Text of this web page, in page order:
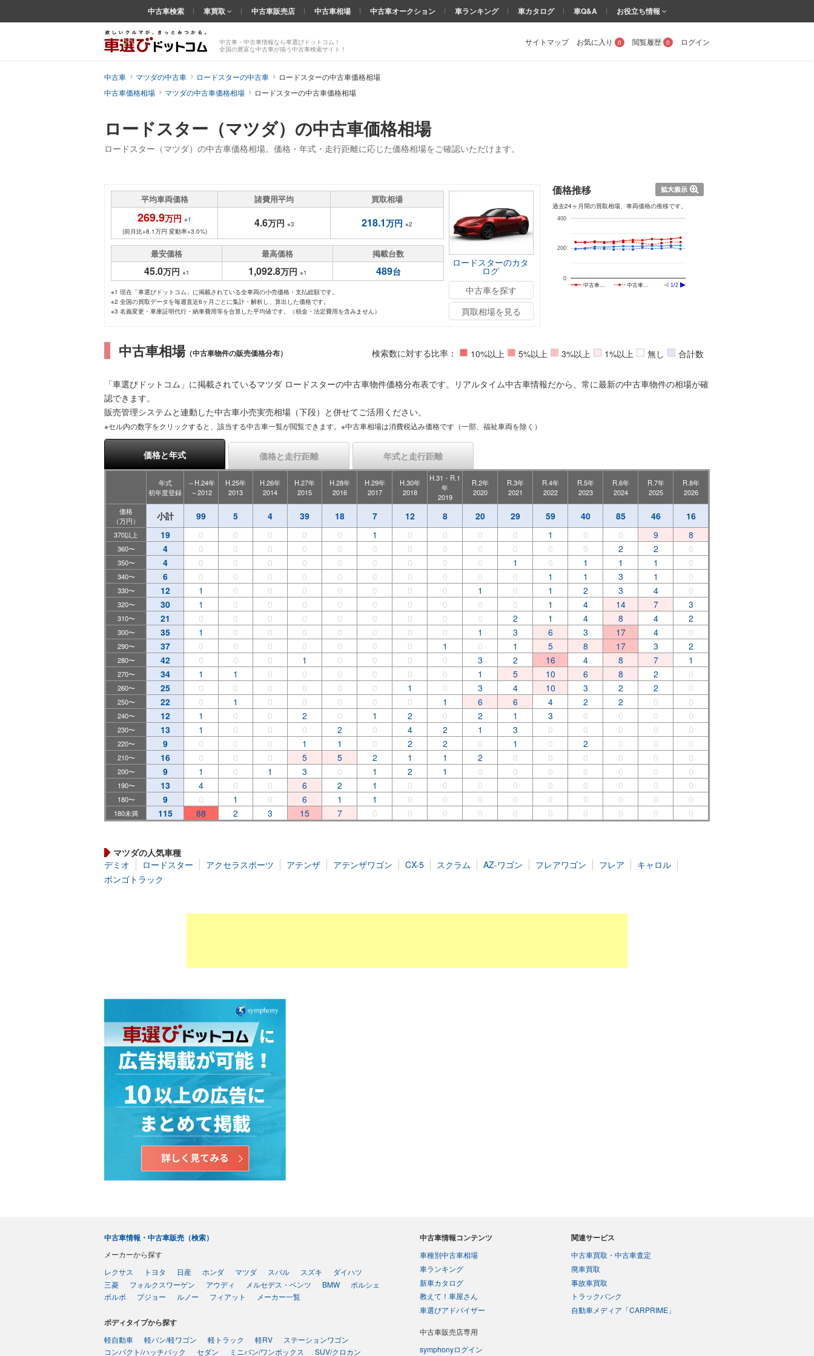
ロードスター（マツダ）の中古車価格相場
ロードスター（マツダ）の中古車価格相場。価格・年式・走行距離に応じた価格相場をご確認いただけます。
中古車・中古車情報なら車選びドットコム！
全国の豊富な中古車が揃う中古車検索サイト！
サイトマップ お気に入り 0 閲覧履歴 0 ログイン
中古車検索 車買取 中古車販売店 中古車相場 中古車オークション 車ランキング 車カタログ 車Q&A お役立ち情報
中古車 マツダの中古車 ロードスターの中古車
ロードスターの中古車価格相場
中古車価格相場
マツダの中古車価格相場 ロードスターの中古車価格相場
平均車両価格 諸費用平均 買取相場
269.9万円 ※1
(前月比+8.1万円 変動率+3.0%)
4.6万円 ※3 218.1万円 ※2
最安価格 最高価格 掲載台数
45.0万円 ※1 1,092.8万円 ※1 489台
※1 現在「車選びドットコム」に掲載されている全車両の小売価格・支払総額です。
※2 全国の買取データを毎週直近6ヶ月ごとに集計・解析し、算出した価格です。
※3 名義変更・車庫証明代行・納車費用等を合算した平均値です。（税金・法定費用を含みません）
ロードスターのカタ
ログ
中古車を探す
買取相場を見る
価格推移
過去24ヶ月間の買取相場、車両価格の推移です。
中古車… 中古車… 1/2
0
200
400
中古車相場（中古車物件の販売価格分布）
「車選びドットコム」に掲載されているマツダ ロードスターの中古車物件価格分布表です。リアルタイム中古車情報だから、常に最新の中古車物件の相場が確
認できます。
販売管理システムと連動した中古車小売実売相場（下段）と併せてご活用ください。
※セル内の数字をクリックすると、該当する中古車一覧が閲覧できます。※中古車相場は消費税込み価格です（一部、福祉車両を除く）
検索数に対する比率： 10%以上 5%以上 3%以上 1%以上 無し 合計数
価格と年式 価格と走行距離 年式と走行距離
年式
初年度登録
～H.24年
～2012
H.25年
2013
H.26年
2014
H.27年
2015
H.28年
2016
H.29年
2017
H.30年
2018
H.31・R.1
年
2019
R.2年
2020
R.3年
2021
R.4年
2022
R.5年
2023
R.6年
2024
R.7年
2025
R.8年
2026
価格
（万円）
小計 99 5 4 39 18 7 12 8 20 29 59 40 85 46 16
370以上 19 0 0 0 0 0 1 0 0 0 0 1 0 0 9 8
360〜 4 0 0 0 0 0 0 0 0 0 0 0 0 2 2 0
350〜 4 0 0 0 0 0 0 0 0 0 1 0 1 1 1 0
340〜 6 0 0 0 0 0 0 0 0 0 0 1 1 3 1 0
330〜 12 1 0 0 0 0 0 0 0 1 0 1 2 3 4 0
320〜 30 1 0 0 0 0 0 0 0 0 0 1 4 14 7 3
310〜 21 0 0 0 0 0 0 0 0 0 2 1 4 8 4 2
300〜 35 1 0 0 0 0 0 0 0 1 3 6 3 17 4 0
290〜 37 0 0 0 0 0 0 0 1 0 1 5 8 17 3 2
280〜 42 0 0 0 1 0 0 0 0 3 2 16 4 8 7 1
270〜 34 1 1 0 0 0 0 0 0 1 5 10 6 8 2 0
260〜 25 0 0 0 0 0 0 1 0 3 4 10 3 2 2 0
250〜 22 0 1 0 0 0 0 0 1 6 6 4 2 2 0 0
240〜 12 1 0 0 2 0 1 2 0 2 1 3 0 0 0 0
230〜 13 1 0 0 0 2 0 4 2 1 3 0 0 0 0 0
220〜 9 0 0 0 1 1 0 2 2 0 1 0 2 0 0 0
210〜 16 0 0 0 5 5 2 1 1 2 0 0 0 0 0 0
200〜 9 1 0 1 3 0 1 2 1 0 0 0 0 0 0 0
190〜 13 4 0 0 6 2 1 0 0 0 0 0 0 0 0 0
180〜 9 0 1 0 6 1 1 0 0 0 0 0 0 0 0 0
180未満 115 88 2 3 15 7 0 0 0 0 0 0 0 0 0 0
マツダの人気車種
デミオ
ロードスター アクセラスポーツ アテンザ アテンザワゴン CX-5 スクラム AZ-ワゴン フレアワゴン フレア
キャロル
ボンゴトラック
中古車情報・中古車販売（検索）
メーカーから探す
レクサス
トヨタ 日産 ホンダ マツダ スバル スズキ
ダイハツ
三菱
フォルクスワーゲン アウディ メルセデス・ベンツ BMW
ポルシェ
ボルボ
プジョー ルノー フィアット メーカー一覧
ボディタイプから探す
軽自動車 軽バン/軽ワゴン 軽トラック 軽RV
ステーションワゴン
コンパクト/ハッチバック
セダン ミニバン/ワンボックス SUV/クロカン
中古車情報コンテンツ
車種別中古車相場
車ランキング
新車カタログ
教えて！車屋さん
車選びアドバイザー
中古車販売店専用
symphonyログイン
関連サービス
中古車買取・中古車査定
廃車買取
事故車買取
トラックバンク
自動車メディア「CARPRIME」